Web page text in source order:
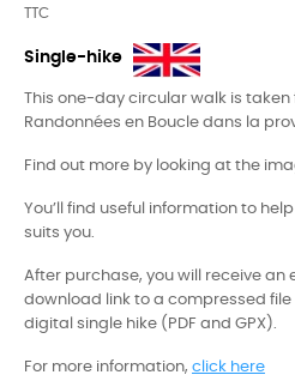
TTC
Single-hike
This one-day circular walk is taken
Randonnées en Boucle dans la
Find out more by looking at the
You’ll find useful information to
suits you.
After purchase, you will receive an
download link to a compressed
digital single hike (PDF and GPX).
For more information, click here